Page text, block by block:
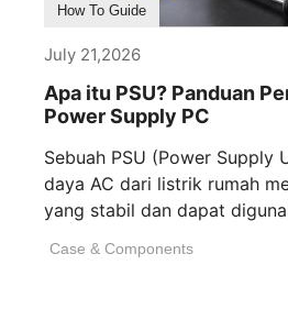
How To Guide
July 21,2026
Apa itu PSU? Panduan
Power Supply PC
Sebuah PSU (Power Supply
daya AC dari listrik rumah
yang stabil dan dapat
Case & Components